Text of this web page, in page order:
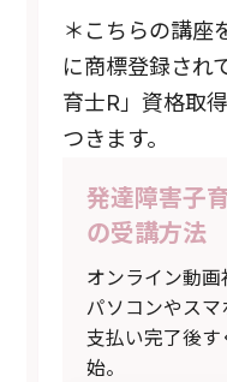
＊こちらの講座
に商標登録され
育士R」資格取
つきます。
発達障害子
の受講方法
オンライン動画
パソコンやスマ
支払い完了後
始。